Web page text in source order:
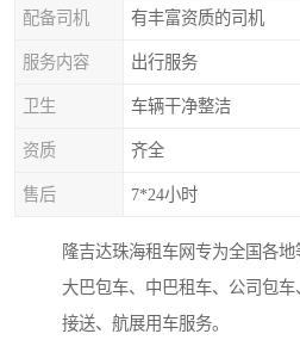
配备司机 有丰富资质的司机
服务内容 出行服务
卫生 车辆干净整洁
资质 齐全
售后 7*24小时
隆吉达珠海租车网专为全国各
大巴包车、中巴租车、公司包
接送、航展用车服务。